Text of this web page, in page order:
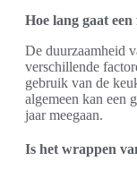
Hoe lang gaat
De duurzaamheid
verschillende
gebruik van de
algemeen kan een
jaar meegaan.
Is het wrappen